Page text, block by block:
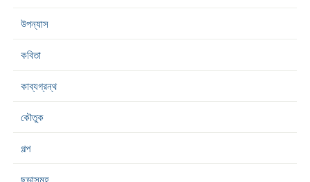
উপন্যাস
কবিতা
কাব্যগ্রন্থ
কৌতুক
গল্প
ছড়াসমূহ